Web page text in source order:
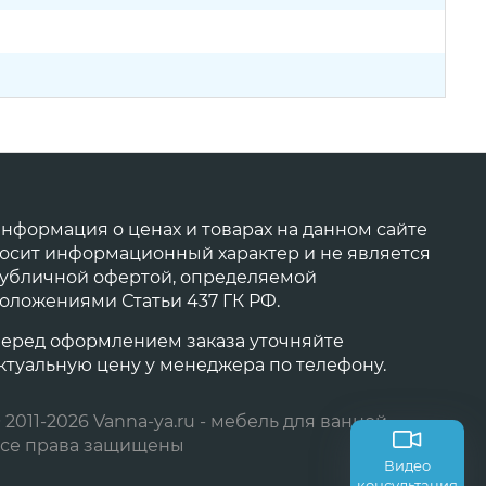
Видео
о ценах и товарах на данном сайте
информационный характер и не является
офертой, определяемой
Статьи 437 ГК РФ.
оформлением заказа уточняйте
цену у менеджера по телефону.
2011-2026 Vanna-ya.ru - мебель для ванной
права защищены